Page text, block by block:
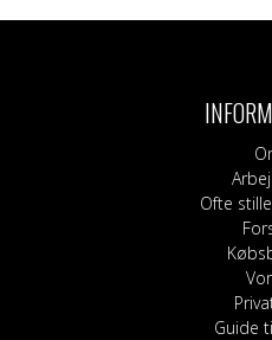
Ofte
Guide